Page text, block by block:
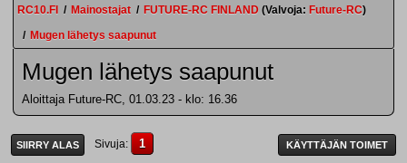
RC10.FI / Mainostajat / FUTURE-RC FINLAND (Valvoja: Future-RC)
/ Mugen lähetys saapunut
Mugen lähetys saapunut
Aloittaja Future-RC, 01.03.23 - klo: 16.36
SIIRRY ALAS Sivuja 1 KÄYTTÄJÄN TOIMET